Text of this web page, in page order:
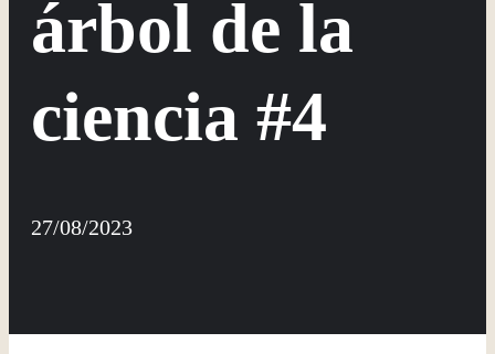
árbol de la
ciencia #4
27/08/2023